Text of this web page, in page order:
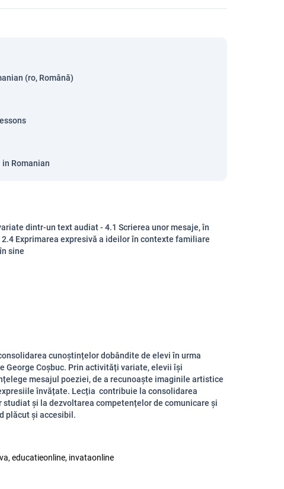
(ro, Română)
Romanian
dintr-un text audiat - 4.1 Scrierea unor mesaje, în
Exprimarea expresivă a ideilor în contexte familiare
sine
cunoștințelor dobândite de elevi în urma
George Coșbuc. Prin activități variate, elevii își
mesajul poeziei, de a recunoaște imaginile artistice
învățate. Lecția contribuie la consolidarea
și la dezvoltarea competențelor de comunicare și
plăcut și accesibil.
educatieonline, invataonline